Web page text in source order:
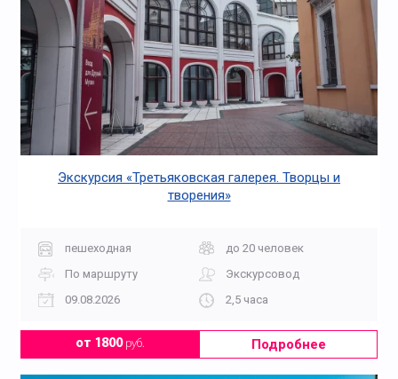
Экскурсия «Третьяковская галерея. Творцы и
творения»
пешеходная
до 20 человек
По маршруту
Экскурсовод
09.08.2026
2,5 часа
от 1800руб. Подробнее